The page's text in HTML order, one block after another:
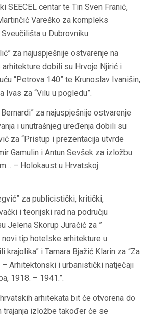
SEECEL centar te Tin Sven Franić,
Vareško za kompleks
u Dubrovniku.
za najuspješnije ostvarenje na
dobili su Hrvoje Njirić i
“Petrova 140” te Krunoslav Ivanišin,
Ivas za “Vilu u pogledu”.
Bernardi” za najuspješnije ostvarenje
i unutrašnjeg uređenja dobili su
za “Pristup i prezentacija utvrde
Gamulin i Antun Sevšek za izložbu
– Holokaust u Hrvatskoj
za publicistički, kritički,
i teorijski rad na području
Jelena Skorup Juračić za ”
tip hotelske arhitekture u
krajolika” i Tamara Bjažić Klarin za “Za
Arhitektonski i urbanistički natječaji
1918. – 1941.”.
arhitekata bit će otvorena do
trajanja izložbe također će se